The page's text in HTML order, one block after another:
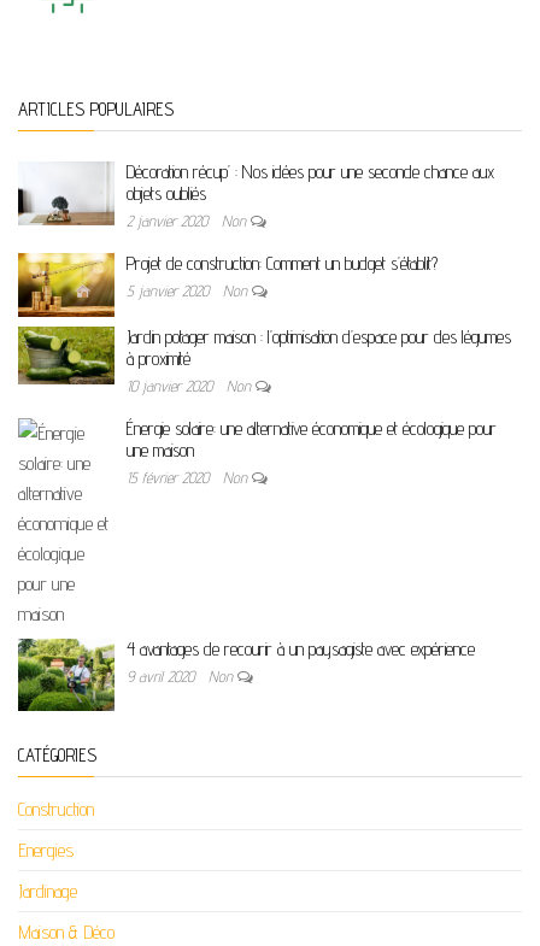
ARTICLES POPULAIRES
Décoration récup’ : Nos idées pour une seconde chance aux
objets oubliés
2 janvier 2020 Non
Projet de construction: Comment un budget s’établit?
5 janvier 2020 Non
Jardin potager maison : l’optimisation d’espace pour des légumes
à proximité
10 janvier 2020 Non
Énergie solaire: une alternative économique et écologique pour
une maison
15 février 2020 Non
4 avantages de recourir à un paysagiste avec expérience
9 avril 2020 Non
CATÉGORIES
Construction
Energies
Jardinage
Maison & Déco